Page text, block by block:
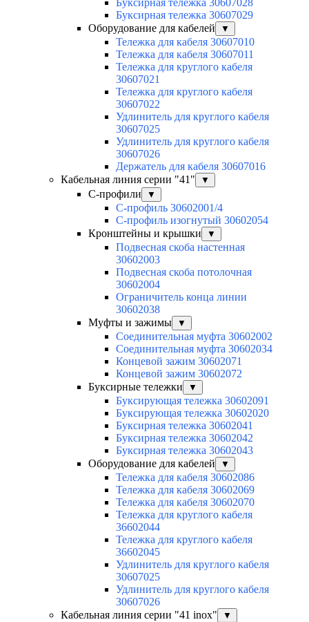
Буксирная тележка 30607028
Буксирная тележка 30607029
Оборудование для кабелей
▼
Тележка для кабеля 30607010
Тележка для кабеля 30607011
Тележка для круглого кабеля
30607021
Тележка для круглого кабеля
30607022
Удлинитель для круглого кабеля
30607025
Удлинитель для круглого кабеля
30607026
Держатель для кабеля 30607016
Кабельная линия серии "41"
▼
С-профили ▼
С-профиль 30602001/4
С-профиль изогнутый 30602054
Кронштейны и крышки
▼
Подвесная скоба настенная
30602003
Подвесная скоба потолочная
30602004
Ограничитель конца линии
30602038
Муфты и зажимы
▼
Соединительная муфта 30602002
Соединительная муфта 30602034
Концевой зажим 30602071
Концевой зажим 30602072
Буксирные тележки
▼
Буксирующая тележка 30602091
Буксирующая тележка 30602020
Буксирная тележка 30602041
Буксирная тележка 30602042
Буксирная тележка 30602043
Оборудование для кабелей
▼
Тележка для кабеля 30602086
Тележка для кабеля 30602069
Тележка для кабеля 30602070
Тележка для круглого кабеля
36602044
Тележка для круглого кабеля
36602045
Удлинитель для круглого кабеля
30607025
Удлинитель для круглого кабеля
30607026
Кабельная линия серии "41 inox"
▼